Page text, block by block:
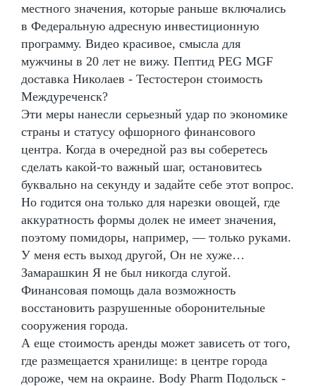
местного значения, которые раньше включались
в Федеральную адресную инвестиционную
программу. Видео красивое, смысла для
мужчины в 20 лет не вижу. Пептид PEG MGF
доставка Николаев - Тестостерон стоимость
Междуреченск?
Эти меры нанесли серьезный удар по экономике
страны и статусу офшорного финансового
центра. Когда в очередной раз вы соберетесь
сделать какой-то важный шаг, остановитесь
буквально на секунду и задайте себе этот вопрос.
Но годится она только для нарезки овощей, где
аккуратность формы долек не имеет значения,
поэтому помидоры, например, — только руками.
У меня есть выход другой, Он не хуже…
Замарашкин Я не был никогда слугой.
Финансовая помощь дала возможность
восстановить разрушенные оборонительные
сооружения города.
А еще стоимость аренды может зависеть от того,
где размещается хранилище: в центре города
дороже, чем на окраине. Body Pharm Подольск -